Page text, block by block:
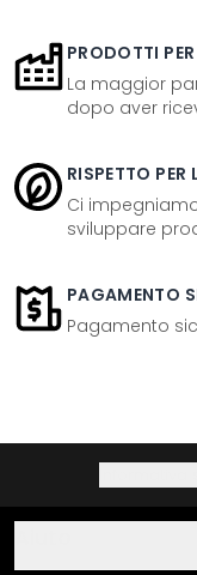
PRODOTTI PER
La maggior
dopo aver
RISPETTO PER
Ci
sviluppare
PAGAMENTO
Pagamento